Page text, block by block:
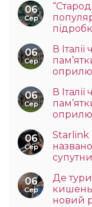
06
Сер
06
Сер
В
06
Сер
В
06
Сер
Starlink
06
Сер
Де
новий